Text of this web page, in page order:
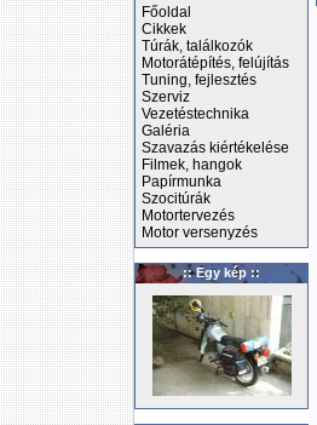
Főoldal
Cikkek
Túrák, találkozók
Motorátépítés, felújítás
Tuning, fejlesztés
Szerviz
Vezetéstechnika
Galéria
Szavazás kiértékelése
Filmek, hangok
Papírmunka
Szocitúrák
Motortervezés
Motor versenyzés
:: Egy kép ::